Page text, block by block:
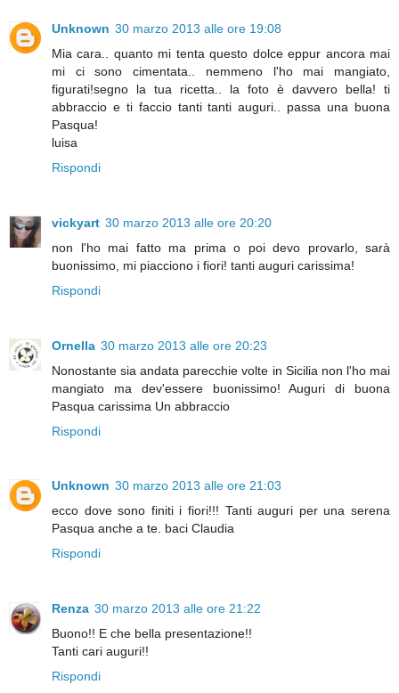
Unknown 30 marzo 2013 alle ore 19:08
Mia cara.. quanto mi tenta questo dolce eppur ancora mai
mi ci sono cimentata.. nemmeno l'ho mai mangiato,
figurati!segno la tua ricetta.. la foto è davvero bella! ti
abbraccio e ti faccio tanti tanti auguri.. passa una buona
Pasqua!
luisa
Rispondi
vickyart 30 marzo 2013 alle ore 20:20
non l'ho mai fatto ma prima o poi devo provarlo, sarà
buonissimo, mi piacciono i fiori! tanti auguri carissima!
Rispondi
Ornella 30 marzo 2013 alle ore 20:23
Nonostante sia andata parecchie volte in Sicilia non l'ho mai
mangiato ma dev'essere buonissimo! Auguri di buona
Pasqua carissima Un abbraccio
Rispondi
Unknown 30 marzo 2013 alle ore 21:03
ecco dove sono finiti i fiori!!! Tanti auguri per una serena
Pasqua anche a te. baci Claudia
Rispondi
Renza 30 marzo 2013 alle ore 21:22
Buono!! E che bella presentazione!!
Tanti cari auguri!!
Rispondi